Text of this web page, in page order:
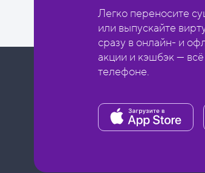
Легко переносите
или выпускайте
сразу в онлайн- и
акции и кэшбэк —
телефоне.